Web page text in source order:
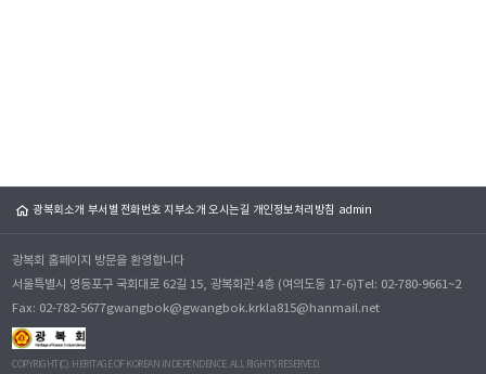
광복회소개 부서별 전화번호 지부소개 오시는길 개인정보처리방침 admin
광복회 홈페이지 방문을 환영합니다
서울특별시 영등포구 국회대로 62길 15, 광복회관 4층 (여의도동 17-6)Tel: 02-780-9661~2
Fax: 02-782-5677gwangbok@gwangbok.krkla815@hanmail.net
COPYRIGHT(C). HERITAGE OF KOREAN INDEPENDENCE. ALL RIGHTS RESERVED.